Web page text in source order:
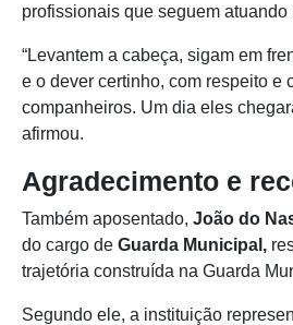
profissionais que seguem atuando
“Levantem a cabeça, sigam em
e o dever certinho, com respeito e
companheiros. Um dia eles
afirmou.
Agradecimento e
Também aposentado, João do
do cargo de Guarda Municipal,
trajetória construída na Guarda
Segundo ele, a instituição